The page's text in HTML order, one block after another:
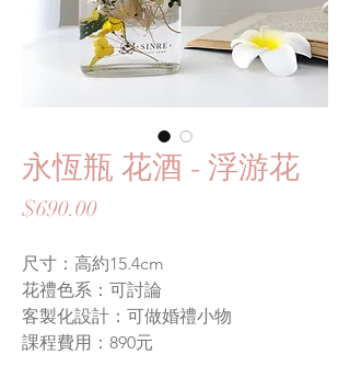
永恆瓶 花酒 - 浮游花
$690.00價
尺寸：高約15.4cm
花禮色系：可討論
客製化設計：可做婚禮小物
課程費用：890元